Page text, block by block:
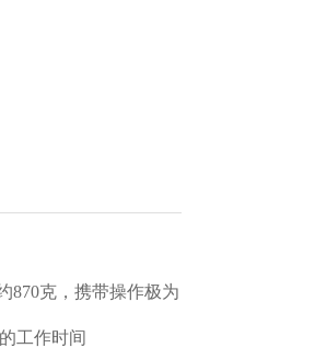
870克，携带操作极为
工作时间